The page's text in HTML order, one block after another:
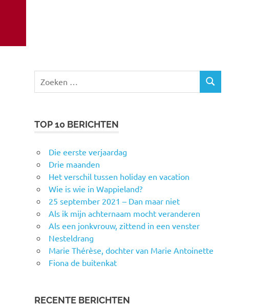
Zoeken
ZOEKEN
TOP 10 BERICHTEN
Die eerste verjaardag
Drie maanden
Het verschil tussen holiday en vacation
Wie is wie in Wappieland?
25 september 2021 – Dan maar niet
Als ik mijn achternaam mocht veranderen
Als een jonkvrouw, zittend in een venster
Nesteldrang
Marie Thérèse, dochter van Marie Antoinette
Fiona de buitenkat
RECENTE BERICHTEN